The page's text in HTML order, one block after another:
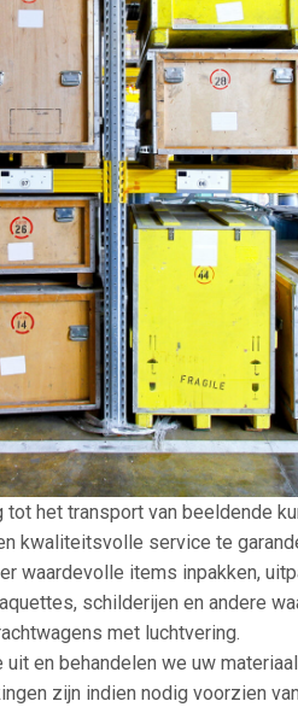
het transport van beeldende
kwaliteitsvolle service te
items inpakken,
schilderijen en andere
met luchtvering.
en behandelen we uw
zijn indien nodig voorzien